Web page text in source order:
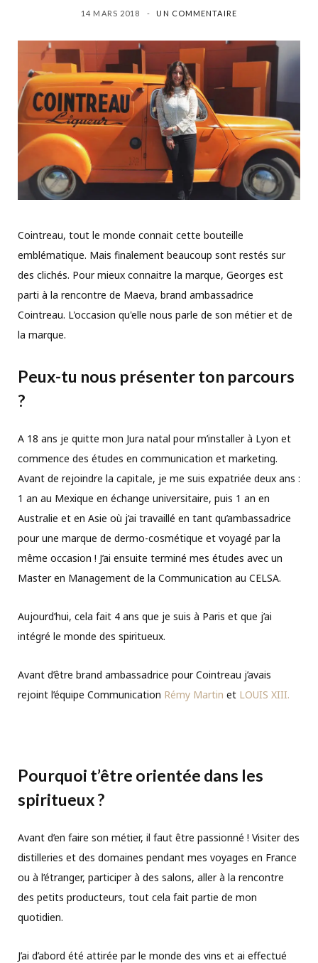
14 MARS 2018 UN COMMENTAIRE
Cointreau, tout le monde connait cette bouteille
emblématique. Mais finalement beaucoup sont restés sur
des clichés. Pour mieux connaitre la marque, Georges est
parti à la rencontre de Maeva, brand ambassadrice
Cointreau. L'occasion qu'elle nous parle de son métier et de
la marque.
Peux-tu nous présenter ton parcours
?
A 18 ans je quitte mon Jura natal pour m’installer à Lyon et
commence des études en communication et marketing.
Avant de rejoindre la capitale, je me suis expatriée deux ans :
1 an au Mexique en échange universitaire, puis 1 an en
Australie et en Asie où j’ai travaillé en tant qu’ambassadrice
pour une marque de dermo-cosmétique et voyagé par la
même occasion ! J’ai ensuite terminé mes études avec un
Master en Management de la Communication au CELSA.
Aujourd’hui, cela fait 4 ans que je suis à Paris et que j’ai
intégré le monde des spiritueux.
Avant d’être brand ambassadrice pour Cointreau j’avais
rejoint l’équipe Communication Rémy Martin et LOUIS XIII.
Pourquoi t’être orientée dans les
spiritueux ?
Avant d’en faire son métier, il faut être passionné ! Visiter des
distilleries et des domaines pendant mes voyages en France
ou à l’étranger, participer à des salons, aller à la rencontre
des petits producteurs, tout cela fait partie de mon
quotidien.
J’ai d’abord été attirée par le monde des vins et ai effectué